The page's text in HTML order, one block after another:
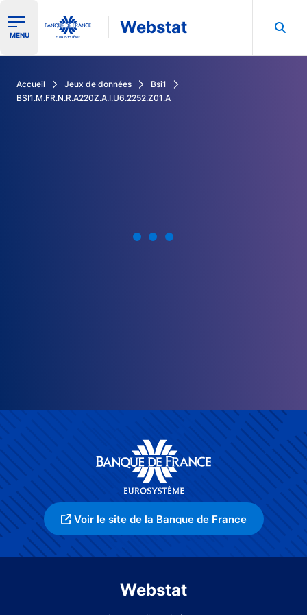
Ouvrir le menu de navigation
MENU Webstat
Accueil Jeux de données
Bsi1
BSI1.M.FR.N.R.A220Z.A.I.U6.2252.Z01.A
Voir le site de la Banque de France
Webstat